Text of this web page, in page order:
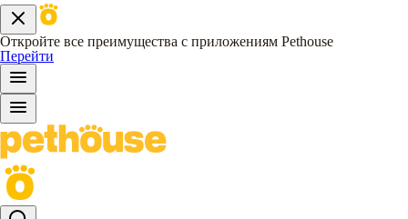
Откройте все преимущества с приложениям Pethouse
Перейти